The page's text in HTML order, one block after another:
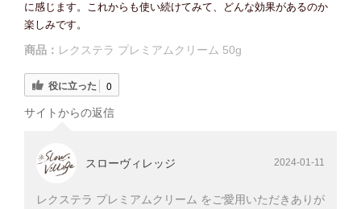
に感じます。これからも使い続けてみて、どんな効果があるのか
楽しみです。
商品： レクステラ プレミアムクリーム 50g
役に立った 0
サイトからの返信
スローヴィレッジ 2024-01-11
レクステラ プレミアムクリーム をご愛用いただきありが